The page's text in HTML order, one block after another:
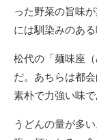
った野菜の旨味
には馴染みのある
松代の「麺味座
だ。あちらは都
素朴で力強い味で
うどんの量が多